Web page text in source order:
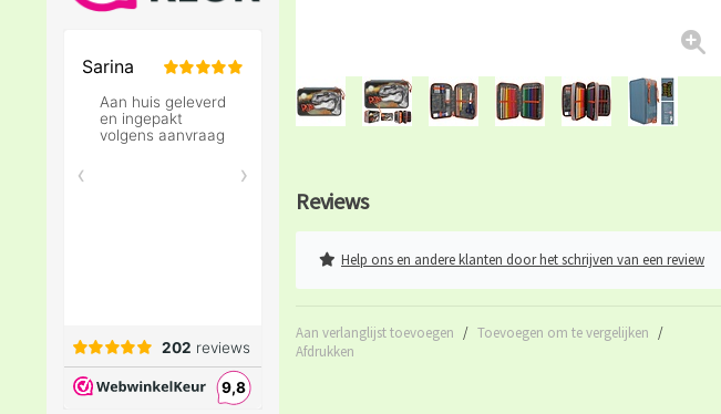
Reviews
Help ons en andere klanten door het schrijven van een review
Aan verlanglijst toevoegen / Toevoegen om te vergelijken /
Afdrukken